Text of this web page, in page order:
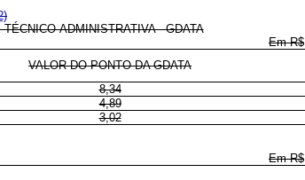
ADMINISTRATIVA - GDATA
Em R$
VALOR DO PONTO DA GDATA
8,34
4,89
3,02
Em R$